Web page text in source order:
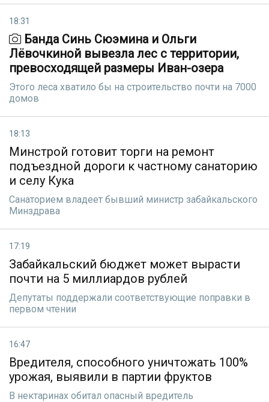
18:31
Банда Синь Сюэмина и Ольги
Лёвочкиной вывезла лес с территории,
превосходящей размеры Иван-озера
Этого леса хватило бы на строительство почти на 7000
домов
18:13
Минстрой готовит торги на ремонт
подъездной дороги к частному санаторию
и селу Кука
Санаторием владеет бывший министр забайкальского
Минздрава
17:19
Забайкальский бюджет может вырасти
почти на 5 миллиардов рублей
Депутаты поддержали соответствующие поправки в
первом чтении
16:47
Вредителя, способного уничтожать 100%
урожая, выявили в партии фруктов
В нектаринах обитал опасный вредитель